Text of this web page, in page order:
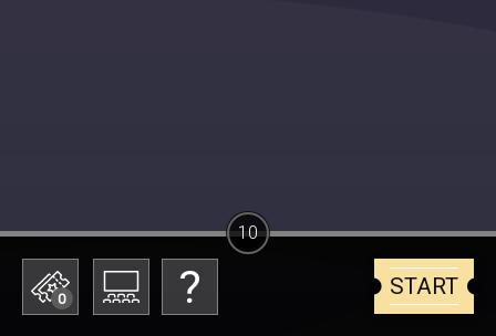
0 START
10